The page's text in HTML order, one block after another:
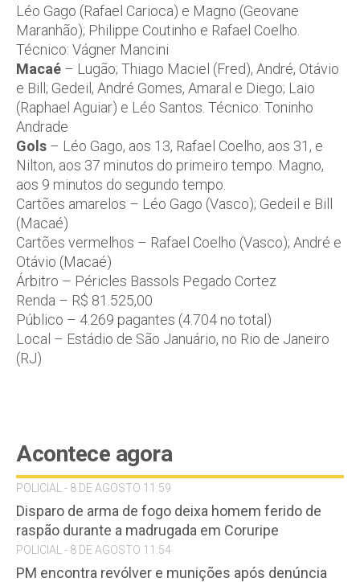
Léo Gago (Rafael Carioca) e Magno (Geovane
Maranhão); Philippe Coutinho e Rafael Coelho.
Técnico: Vágner Mancini
Macaé – Lugão; Thiago Maciel (Fred), André, Otávio
e Bill; Gedeil, André Gomes, Amaral e Diego; Laio
(Raphael Aguiar) e Léo Santos. Técnico: Toninho
Andrade
Gols – Léo Gago, aos 13, Rafael Coelho, aos 31, e
Nilton, aos 37 minutos do primeiro tempo. Magno,
aos 9 minutos do segundo tempo.
Cartões amarelos – Léo Gago (Vasco); Gedeil e Bill
(Macaé)
Cartões vermelhos – Rafael Coelho (Vasco); André e
Otávio (Macaé)
Árbitro – Péricles Bassols Pegado Cortez
Renda – R$ 81.525,00
Público – 4.269 pagantes (4.704 no total)
Local – Estádio de São Januário, no Rio de Janeiro
(RJ)
Acontece agora
POLICIAL - 8 DE AGOSTO 11:59
Disparo de arma de fogo deixa homem ferido de
raspão durante a madrugada em Coruripe
POLICIAL - 8 DE AGOSTO 11:54
PM encontra revólver e munições após denúncia